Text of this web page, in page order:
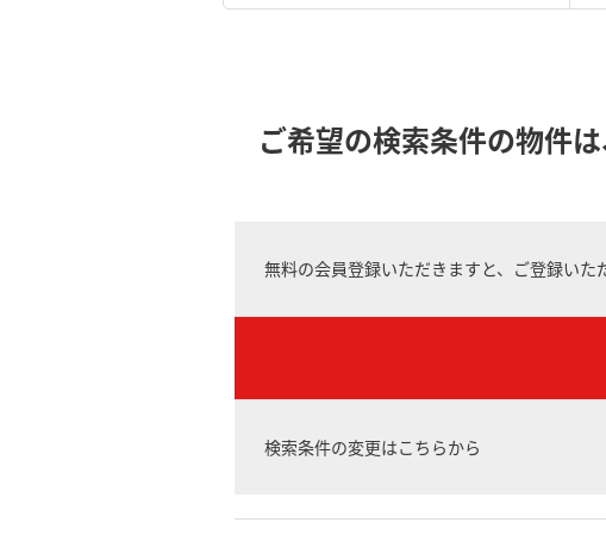
ご希望の検索条件の物件
無料の会員登録いただきますと、ご登録いた
検索条件の変更はこちらから